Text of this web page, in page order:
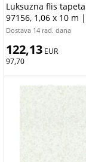
Luksuzna flis
97156, 1,06 x 10 m
besplatno
Dostava 14 rad. dana
122,13 EUR
97,70